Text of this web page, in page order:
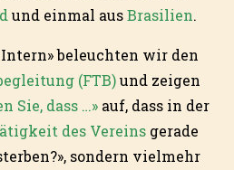
und einmal ausBrasilien.
beleuchten wir den
(FTB)und zeigen
Sie, dass …»auf, dass in der
des Vereinsgerade
sondern vielmehr